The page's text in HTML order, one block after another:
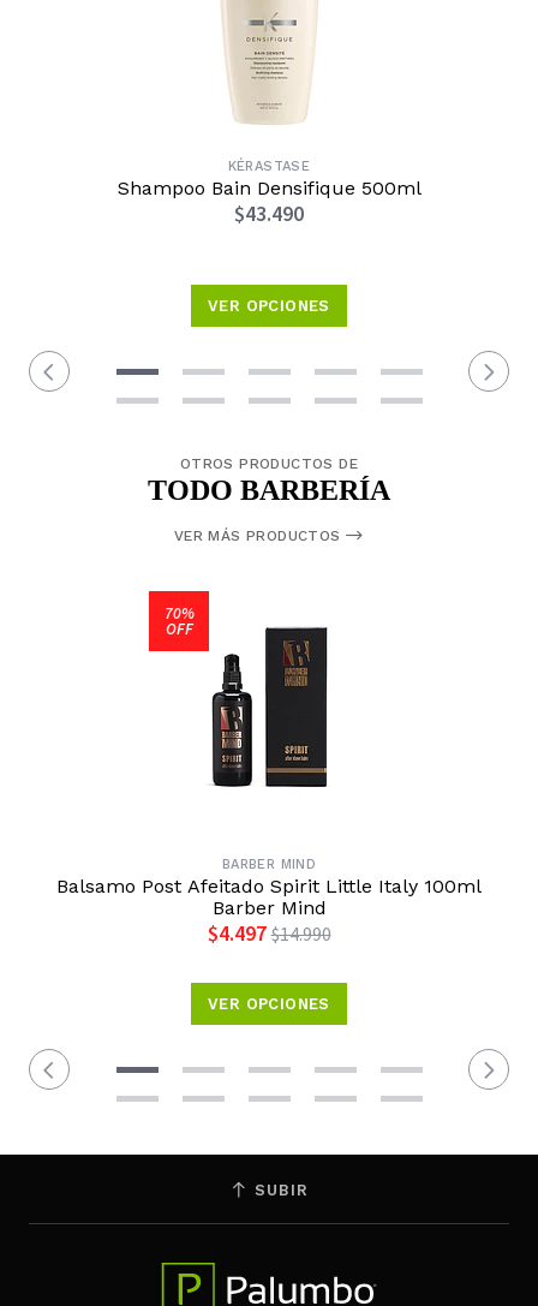
KÉRASTASE
Shampoo Bain Densifique 500ml
$43.490
VER OPCIONES
OTROS PRODUCTOS DE
TODO BARBERÍA
VER MÁS PRODUCTOS
70%
OFF
BARBER MIND
Balsamo Post Afeitado Spirit Little Italy 100ml
Barber Mind
$4.497 $14.990
VER OPCIONES
SUBIR